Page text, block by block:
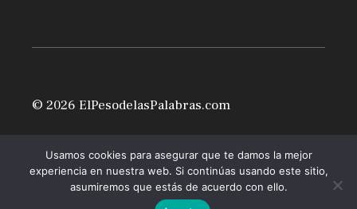
© 2026 ElPesodelasPalabras.com
Usamos cookies para asegurar que te damos la mejor
experiencia en nuestra web. Si continúas usando este sitio,
asumiremos que estás de acuerdo con ello.